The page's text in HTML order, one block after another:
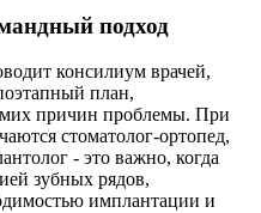
подход
консилиум врачей,
план,
причин проблемы. При
стоматолог-ортопед,
- это важно, когда
зубных рядов,
имплантации и